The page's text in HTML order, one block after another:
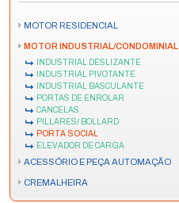
MOTOR RESIDENCIAL
MOTOR INDUSTRIAL/CONDOMINIAL
INDUSTRIAL DESLIZANTE
INDUSTRIAL PIVOTANTE
INDUSTRIAL BASCULANTE
PORTAS DE ENROLAR
CANCELAS
PILLARES/ BOLLARD
PORTA SOCIAL
ELEVADOR DE CARGA
ACESSÓRIO E PEÇA AUTOMAÇÃO
CREMALHEIRA